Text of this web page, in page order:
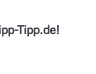
Tipp.de!